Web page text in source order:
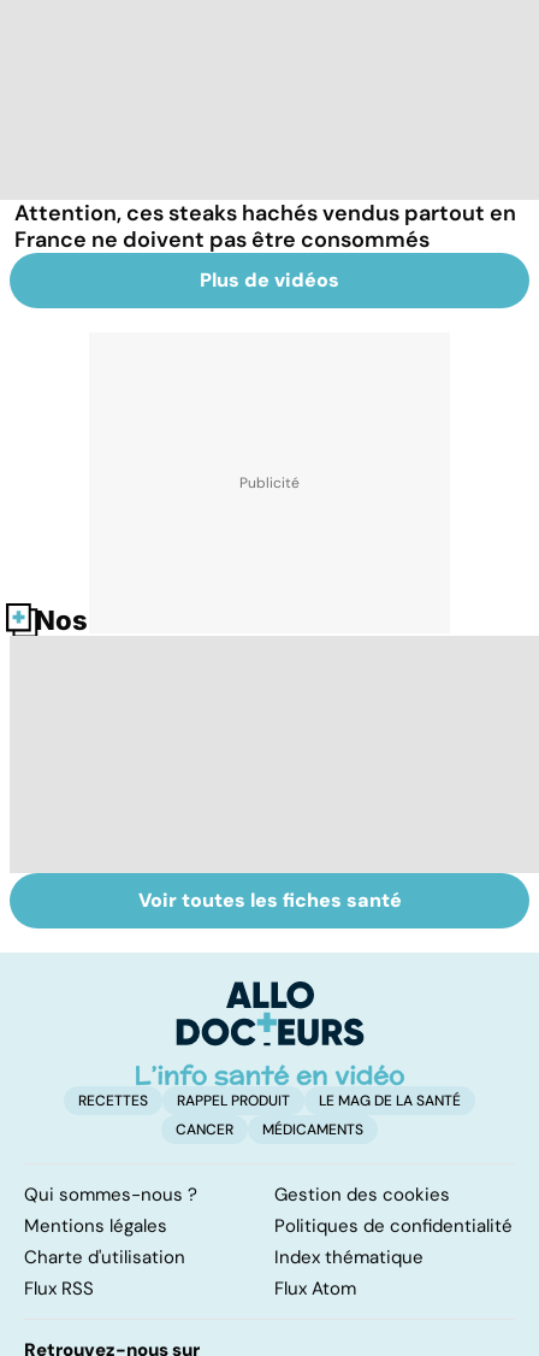
Attention, ces steaks hachés vendus partout en
France ne doivent pas être consommés
Plus de vidéos
Nos fiches santé
Tout savoir sur
les infections
Inflammation des
amygdales : que
d'angine ?
Voir toutes les fiches santé
RECETTES RAPPEL PRODUIT
LE MAG DE LA SANTÉ
CANCER
MÉDICAMENTS
Qui sommes-nous ?
Gestion des cookies
Mentions légales
Politiques de confidentialité
Charte d'utilisation
Index thématique
Flux RSS
Flux Atom
Retrouvez-nous sur